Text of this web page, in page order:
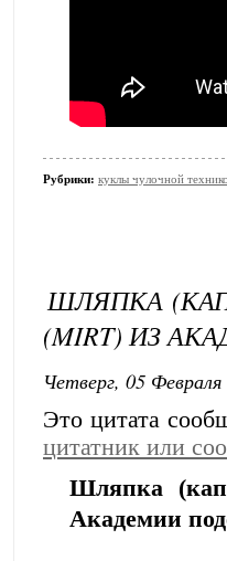
Рубрики: куклы чулочной
ШЛЯПКА
(MIRT) ИЗ
Четверг, 05
Это цитата
цитатник или
Шляпка
Академии